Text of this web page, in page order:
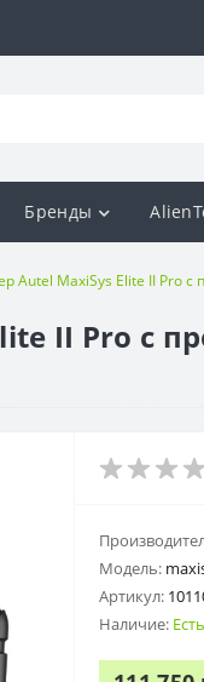
Бренды
Autel MaxiSys Elite II Pro
II Pro с
Модель:
Артикул:
Наличие: